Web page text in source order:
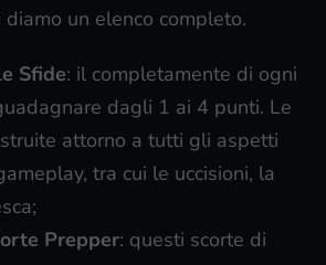
un elenco completo.
Sfide: il completamente di ogni
dagli 1 ai 4 punti. Le
attorno a tutti gli aspetti
tra cui le uccisioni, la
Prepper: questi scorte di